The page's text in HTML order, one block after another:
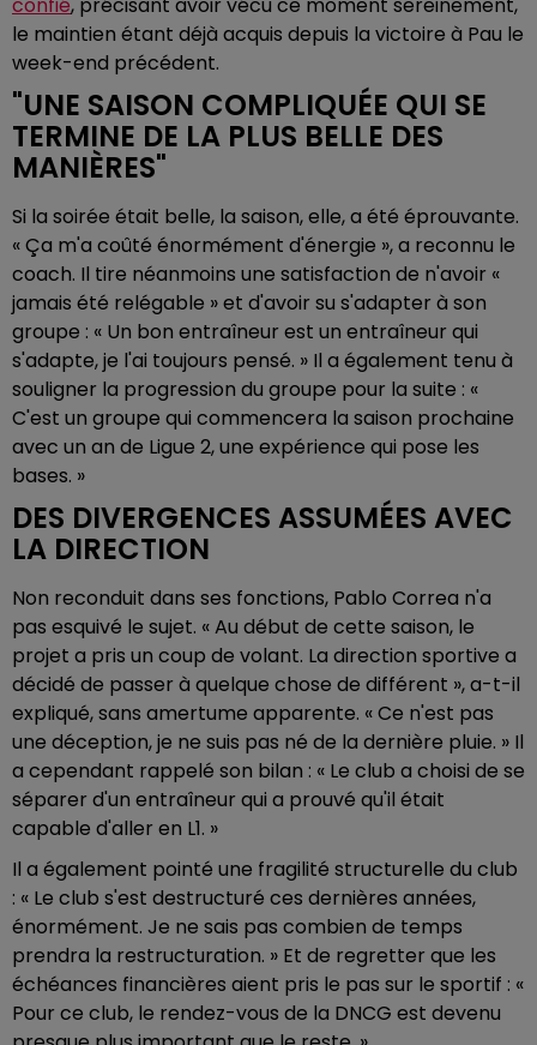
confié, précisant avoir vécu ce moment sereinement,
le maintien étant déjà acquis depuis la victoire à Pau le
week-end précédent.
"UNE SAISON COMPLIQUÉE QUI SE
TERMINE DE LA PLUS BELLE DES
MANIÈRES"
Si la soirée était belle, la saison, elle, a été éprouvante.
« Ça m'a coûté énormément d'énergie », a reconnu le
coach. Il tire néanmoins une satisfaction de n'avoir «
jamais été relégable » et d'avoir su s'adapter à son
groupe : « Un bon entraîneur est un entraîneur qui
s'adapte, je l'ai toujours pensé. » Il a également tenu à
souligner la progression du groupe pour la suite : «
C'est un groupe qui commencera la saison prochaine
avec un an de Ligue 2, une expérience qui pose les
bases. »
DES DIVERGENCES ASSUMÉES AVEC
LA DIRECTION
Non reconduit dans ses fonctions, Pablo Correa n'a
pas esquivé le sujet. « Au début de cette saison, le
projet a pris un coup de volant. La direction sportive a
décidé de passer à quelque chose de différent », a-t-il
expliqué, sans amertume apparente. « Ce n'est pas
une déception, je ne suis pas né de la dernière pluie. » Il
a cependant rappelé son bilan : « Le club a choisi de se
séparer d'un entraîneur qui a prouvé qu'il était
capable d'aller en L1. »
Il a également pointé une fragilité structurelle du club
: « Le club s'est destructuré ces dernières années,
énormément. Je ne sais pas combien de temps
prendra la restructuration. » Et de regretter que les
échéances financières aient pris le pas sur le sportif : «
Pour ce club, le rendez-vous de la DNCG est devenu